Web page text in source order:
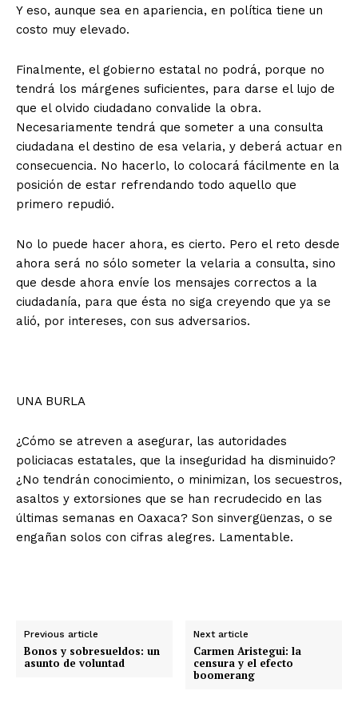
Y eso, aunque sea en apariencia, en política tiene un
costo muy elevado.
Finalmente, el gobierno estatal no podrá, porque no
tendrá los márgenes suficientes, para darse el lujo de
que el olvido ciudadano convalide la obra.
Necesariamente tendrá que someter a una consulta
ciudadana el destino de esa velaria, y deberá actuar en
consecuencia. No hacerlo, lo colocará fácilmente en la
posición de estar refrendando todo aquello que
primero repudió.
No lo puede hacer ahora, es cierto. Pero el reto desde
ahora será no sólo someter la velaria a consulta, sino
que desde ahora envíe los mensajes correctos a la
ciudadanía, para que ésta no siga creyendo que ya se
alió, por intereses, con sus adversarios.
UNA BURLA
¿Cómo se atreven a asegurar, las autoridades
policiacas estatales, que la inseguridad ha disminuido?
¿No tendrán conocimiento, o minimizan, los secuestros,
asaltos y extorsiones que se han recrudecido en las
últimas semanas en Oaxaca? Son sinvergüenzas, o se
engañan solos con cifras alegres. Lamentable.
Previous article
Bonos y sobresueldos: un
asunto de voluntad
Next article
Carmen Aristegui: la
censura y el efecto
boomerang